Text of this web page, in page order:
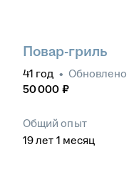
Повар-гриль
41 год • Обновлено
50 000 ₽
Общий опыт
19лет 1 месяц